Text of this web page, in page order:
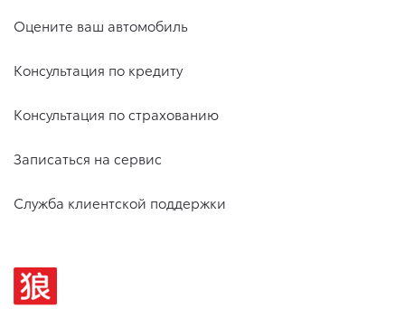
Оцените ваш автомобиль
Консультация по кредиту
Консультация по страхованию
Записаться на сервис
Служба клиентской поддержки